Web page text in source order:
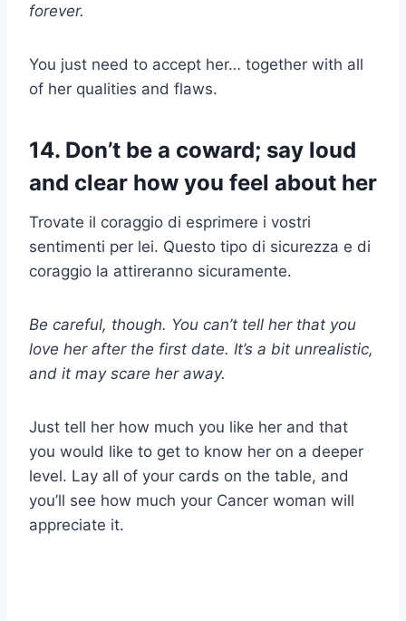
forever.
You just need to accept her… together with all
of her qualities and flaws.
14. Don’t be a coward; say loud
and clear how you feel about her
Trovate il coraggio di esprimere i vostri
sentimenti per lei. Questo tipo di sicurezza e di
coraggio la attireranno sicuramente.
Be careful, though. You can’t tell her that you
love her after the first date. It’s a bit unrealistic,
and it may scare her away.
Just tell her how much you like her and that
you would like to get to know her on a deeper
level. Lay all of your cards on the table, and
you’ll see how much your Cancer woman will
appreciate it.